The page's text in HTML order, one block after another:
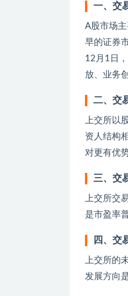
一、交
A股市场
早的证券
12月1日
放、业务
二、交
上交所以
资人结构
对更有优势
三、交
上交所交
是市盈率
四、交
上交所的
发展方向